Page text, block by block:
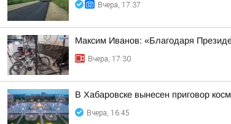
Вчера, 17:37
Максим Иванов: «Благодаря
Вчера, 17:30
В Хабаровске вынесен приговор
Вчера, 16:45